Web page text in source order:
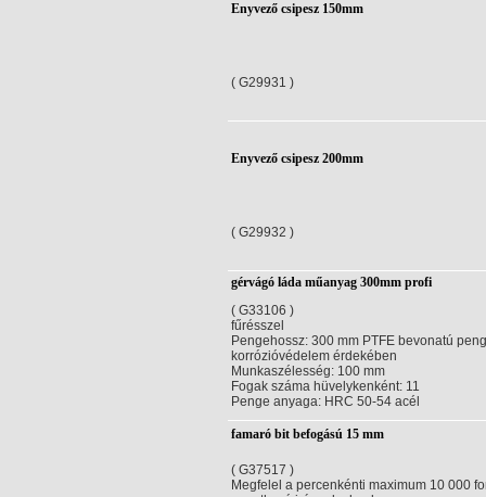
Enyvező csipesz 150mm
( G29931 )
Enyvező csipesz 200mm
( G29932 )
gérvágó láda műanyag 300mm profi
( G33106 )
fűrésszel
Pengehossz: 300 mm PTFE bevonatú
korrózióvédelem érdekében
Munkaszélesség: 100 mm
Fogak száma hüvelykenként: 11
Penge anyaga: HRC 50-54 acél
famaró bit befogású 15 mm
( G37517 )
Megfelel a percenkénti maximum 10 000